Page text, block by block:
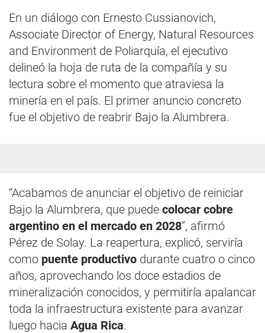
En un diálogo con Ernesto Cussianovich,
Associate Director of Energy, Natural Resources
and Environment de Poliarquía, el ejecutivo
delineó la hoja de ruta de la compañía y su
lectura sobre el momento que atraviesa la
minería en el país. El primer anuncio concreto
fue el objetivo de reabrir Bajo la Alumbrera.
“Acabamos de anunciar el objetivo de reiniciar
Bajo la Alumbrera, que puede colocar cobre
argentino en el mercado en 2028”, afirmó
Pérez de Solay. La reapertura, explicó, serviría
como puente productivo durante cuatro o cinco
años, aprovechando los doce estadios de
mineralización conocidos, y permitiría apalancar
toda la infraestructura existente para avanzar
luego hacia Agua Rica.